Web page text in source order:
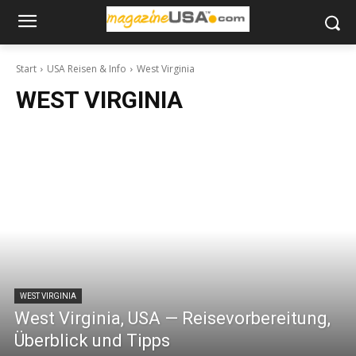
Start USA Reisen & Info West Virginia
WEST VIRGINIA
WEST VIRGINIA
West Virginia, USA — Reisevorbereitung,
Überblick und Tipps